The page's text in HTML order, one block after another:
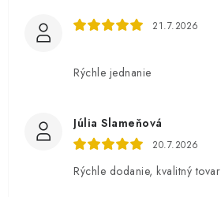
21.7.2026
Rýchle jednanie
Júlia Slameňová
20.7.2026
Rýchle dodanie, kvalitný tovar